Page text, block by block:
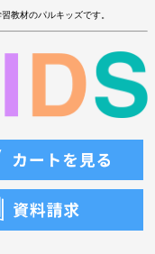
教材のパルキッズです。